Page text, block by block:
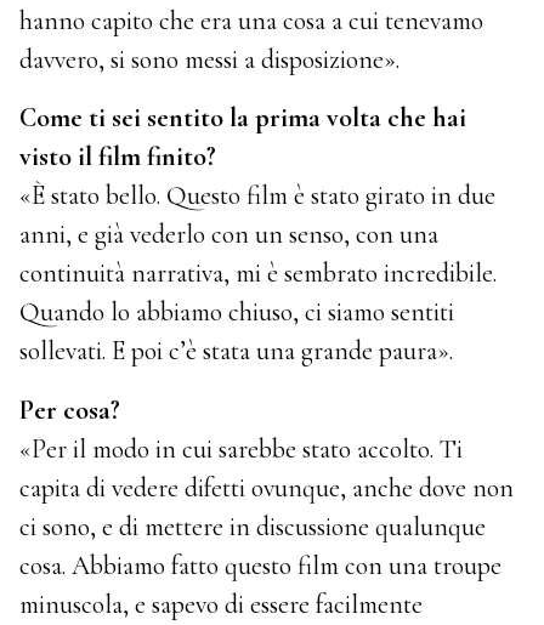
hanno capito che era una cosa a cui tenevamo
davvero, si sono messi a disposizione».
Come ti sei sentito la prima volta che hai
visto il film finito?
«È stato bello. Questo film è stato girato in due
anni, e già vederlo con un senso, con una
continuità narrativa, mi è sembrato incredibile.
Quando lo abbiamo chiuso, ci siamo sentiti
sollevati. E poi c’è stata una grande paura».
Per cosa?
«Per il modo in cui sarebbe stato accolto. Ti
capita di vedere difetti ovunque, anche dove non
ci sono, e di mettere in discussione qualunque
cosa. Abbiamo fatto questo film con una troupe
minuscola, e sapevo di essere facilmente